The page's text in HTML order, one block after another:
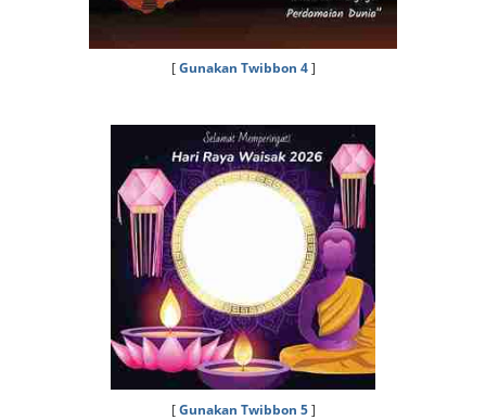
[Gunakan Twibbon 4]
[Gunakan Twibbon 5]